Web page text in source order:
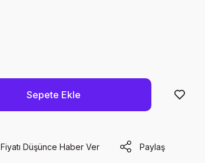
Sepete Ekle
Fiyatı Düşünce Haber Ver Paylaş